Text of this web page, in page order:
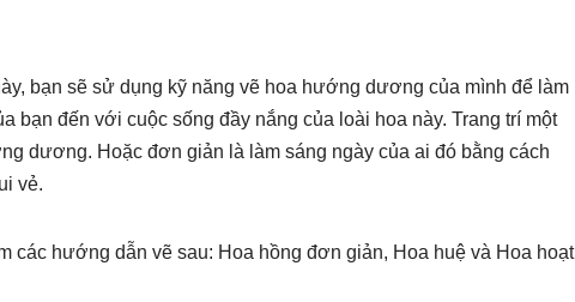
bạn sẽ sử dụng kỹ năng vẽ hoa hướng dương của mình để làm
bạn đến với cuộc sống đầy nắng của loài hoa này. Trang trí một
dương. Hoặc đơn giản là làm sáng ngày của ai đó bằng cách
vẻ.
các hướng dẫn vẽ sau: Hoa hồng đơn giản, Hoa huệ và Hoa hoạt